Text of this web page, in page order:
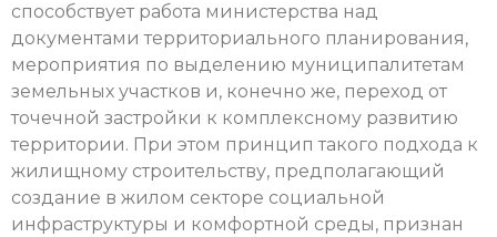
способствует работа министерства над
документами территориального планирования,
мероприятия по выделению муниципалитетам
земельных участков и, конечно же, переход от
точечной застройки к комплексному развитию
территории. При этом принцип такого подхода к
жилищному строительству, предполагающий
создание в жилом секторе социальной
инфраструктуры и комфортной среды, признан